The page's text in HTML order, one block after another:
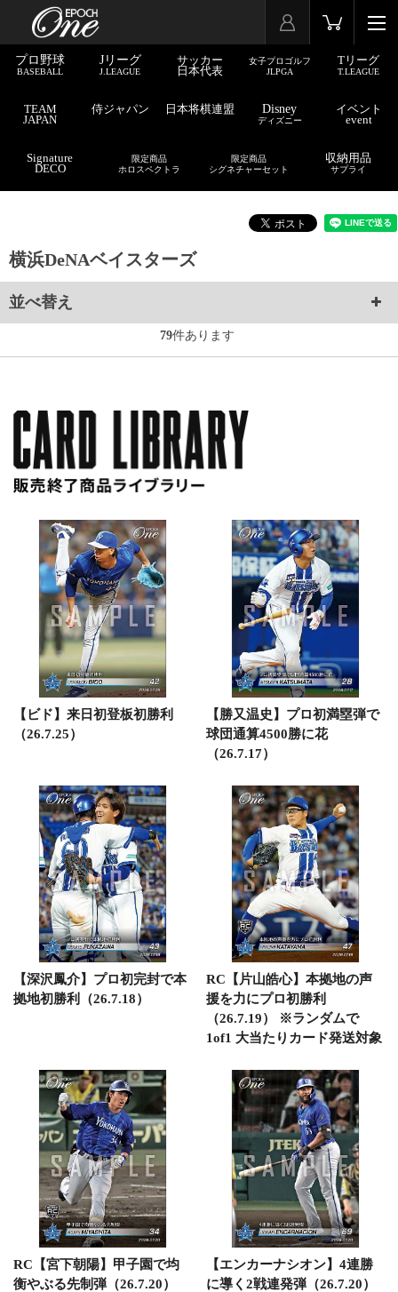
プロ野球
BASEBALL
Jリーグ
J.LEAGUE
サッカー
日本代表
女子プロゴルフ
JLPGA
Tリーグ
T.LEAGUE
TEAM
JAPAN
侍ジャパン 日本将棋連盟 Disney
ディズニー
イベント
event
Signature
DECO
限定商品
ホロスペクトラ
限定商品
シグネチャーセット
収納用品
サプライ
横浜DeNAベイスターズ
並べ替え
79件あります
【ビド】来日初登板初勝利
（26.7.25）
【勝又温史】プロ初満塁弾で
球団通算4500勝に花
（26.7.17）
【深沢鳳介】プロ初完封で本
拠地初勝利（26.7.18）
RC【片山皓心】本拠地の声
援を力にプロ初勝利
（26.7.19） ※ランダムで
1of1 大当たりカード発送対象
RC【宮下朝陽】甲子園で均
衡やぶる先制弾（26.7.20）
【エンカーナシオン】4連勝
に導く2戦連発弾（26.7.20）